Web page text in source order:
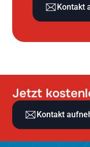
Kontakt
Jetzt
Kontakt